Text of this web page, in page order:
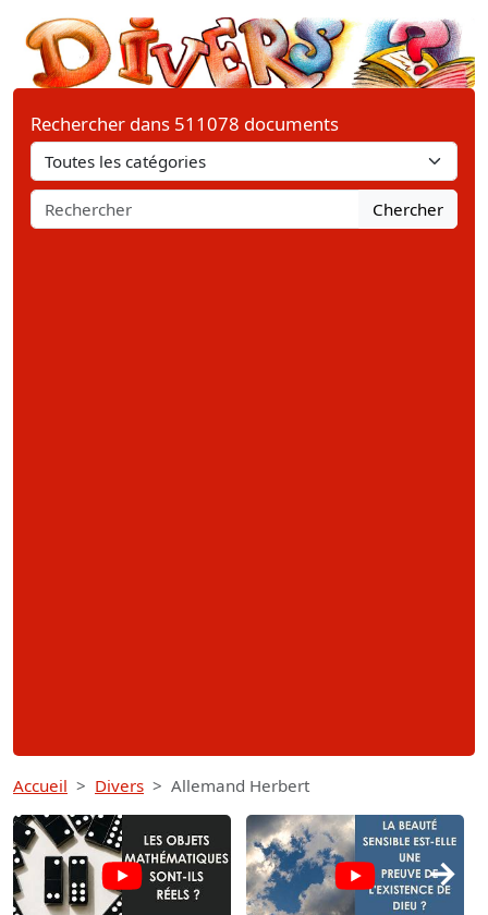
Rechercher dans 511078 documents
Chercher
Accueil Divers Allemand Herbert
→